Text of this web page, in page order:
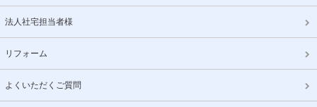
法人社宅担当者様
リフォーム
よくいただくご質問